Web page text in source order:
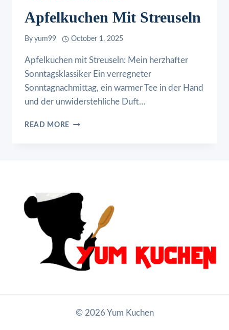
Apfelkuchen Mit Streuseln
By yum99 October 1, 2025
Apfelkuchen mit Streuseln: Mein herzhafter
Sonntagsklassiker Ein verregneter
Sonntagnachmittag, ein warmer Tee in der Hand
und der unwiderstehliche Duft…
READ MORE APFELKUCHEN
© 2026 Yum Kuchen